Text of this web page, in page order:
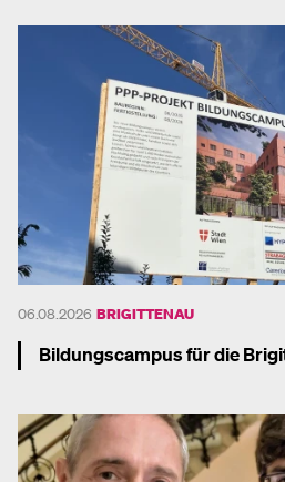
06.08.2026 BRIGITTENAU
Bildungscampus für die